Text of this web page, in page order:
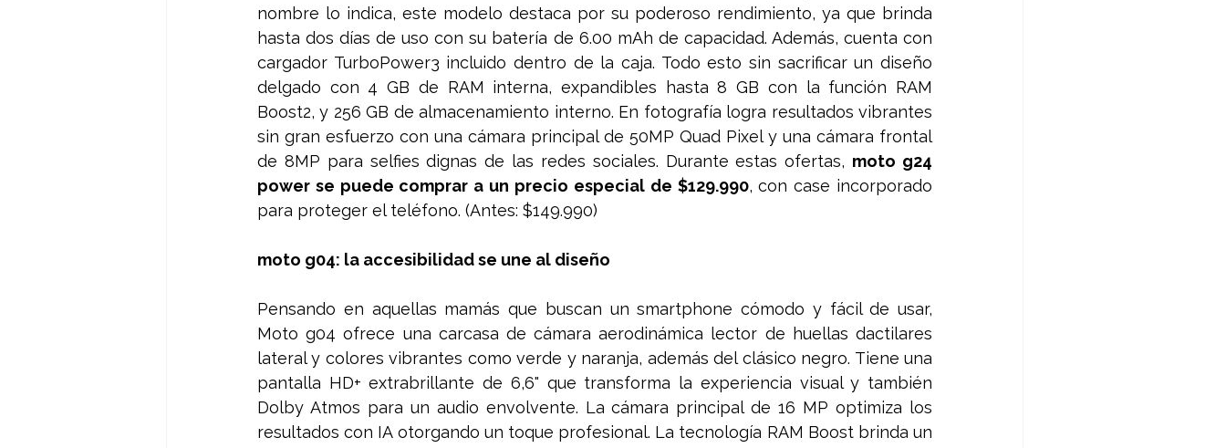
nombre lo indica, este modelo destaca por su poderoso rendimiento, ya que brinda
hasta dos días de uso con su batería de 6.00 mAh de capacidad. Además, cuenta con
cargador TurboPower3 incluido dentro de la caja. Todo esto sin sacrificar un diseño
delgado con 4 GB de RAM interna, expandibles hasta 8 GB con la función RAM
Boost2, y 256 GB de almacenamiento interno. En fotografía logra resultados vibrantes
sin gran esfuerzo con una cámara principal de 50MP Quad Pixel y una cámara frontal
de 8MP para selfies dignas de las redes sociales. Durante estas ofertas, moto g24
power se puede comprar a un precio especial de $129.990, con case incorporado
para proteger el teléfono. (Antes: $149.990)
moto g04: la accesibilidad se une al diseño
Pensando en aquellas mamás que buscan un smartphone cómodo y fácil de usar,
Moto g04 ofrece una carcasa de cámara aerodinámica lector de huellas dactilares
lateral y colores vibrantes como verde y naranja, además del clásico negro. Tiene una
pantalla HD+ extrabrillante de 6,6" que transforma la experiencia visual y también
Dolby Atmos para un audio envolvente. La cámara principal de 16 MP optimiza los
resultados con IA otorgando un toque profesional. La tecnología RAM Boost brinda un